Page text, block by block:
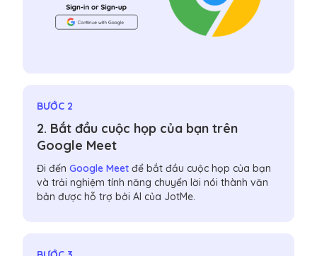
BƯỚC 2
2. Bắt đầu cuộc họp của bạn trên
Google Meet
Đi đếnGoogle Meet để bắt đầu cuộc họp của bạn
và trải nghiệm tính năng chuyển lời nói thành văn
bản được hỗ trợ bởi AI của JotMe.